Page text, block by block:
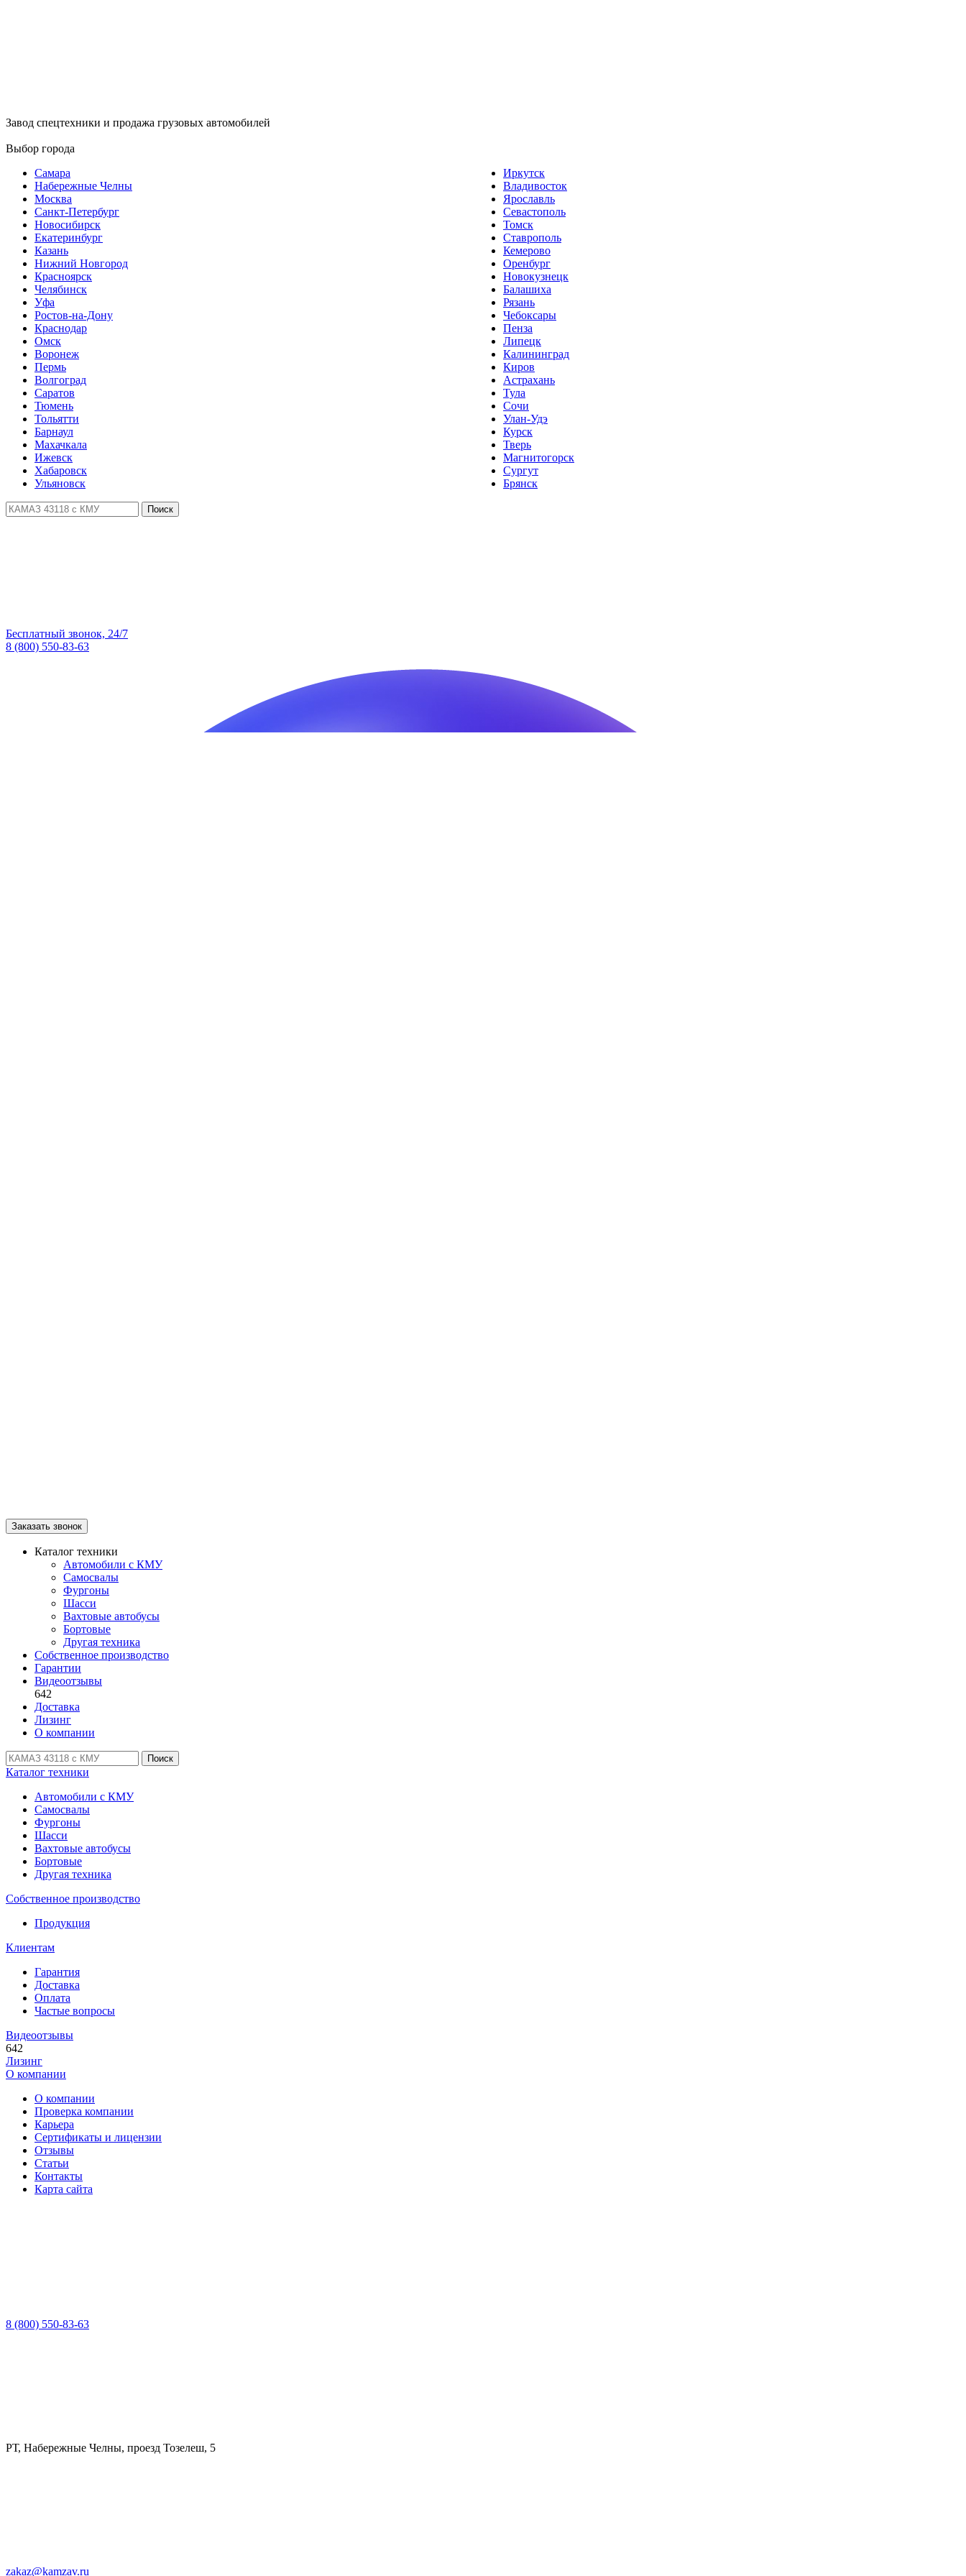
Завод спецтехники и продажа грузовых автомобилей
Выбор города
Самара
Набережные Челны
Москва
Санкт-Петербург
Новосибирск
Екатеринбург
Казань
Нижний Новгород
Красноярск
Челябинск
Уфа
Ростов-на-Дону
Краснодар
Омск
Воронеж
Пермь
Волгоград
Саратов
Тюмень
Тольятти
Барнаул
Махачкала
Ижевск
Хабаровск
Ульяновск
Иркутск
Владивосток
Ярославль
Севастополь
Томск
Ставрополь
Кемерово
Оренбург
Новокузнецк
Балашиха
Рязань
Чебоксары
Пенза
Липецк
Калининград
Киров
Астрахань
Тула
Сочи
Улан-Удэ
Курск
Тверь
Магнитогорск
Сургут
Брянск
Поиск
Бесплатный звонок, 24/7
8 (800) 550-83-63
Заказать звонок
Каталог техники
Автомобили с КМУ
Самосвалы
Фургоны
Шасси
Вахтовые автобусы
Бортовые
Другая техника
Собственное производство
Гарантии
Видеоотзывы
642
Доставка
Лизинг
О компании
Поиск
Каталог техники
Автомобили с КМУ
Самосвалы
Фургоны
Шасси
Вахтовые автобусы
Бортовые
Другая техника
Собственное производство
Продукция
Клиентам
Гарантия
Доставка
Оплата
Частые вопросы
Видеоотзывы
642
Лизинг
О компании
О компании
Проверка компании
Карьера
Сертификаты и лицензии
Отзывы
Статьи
Контакты
Карта сайта
8 (800) 550-83-63
РТ, Набережные Челны, проезд Тозелеш, 5
zakaz@kamzav.ru